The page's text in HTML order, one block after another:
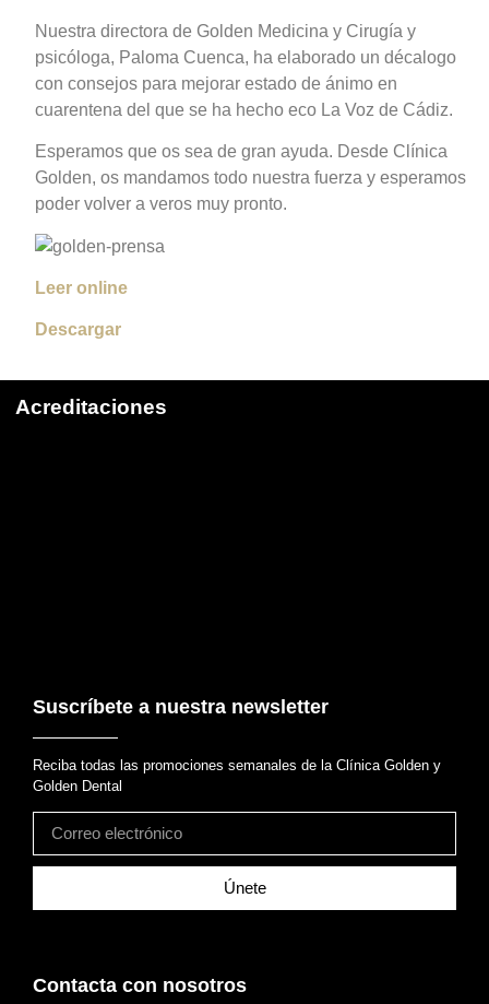
Nuestra directora de Golden Medicina y Cirugía y
psicóloga, Paloma Cuenca, ha elaborado un décalogo
con consejos para mejorar estado de ánimo en
cuarentena del que se ha hecho eco La Voz de Cádiz.
Esperamos que os sea de gran ayuda. Desde Clínica
Golden, os mandamos todo nuestra fuerza y esperamos
poder volver a veros muy pronto.
Leer online
Descargar
Acreditaciones
Suscríbete a nuestra newsletter
Reciba todas las promociones semanales de la Clínica Golden y
Golden Dental
Únete
Contacta con nosotros